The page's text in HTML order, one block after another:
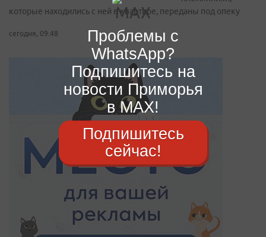
которые находились с ней в квартире, переданы под опеку
сегодня, 09:48
Проблемы с
WhatsApp?
Подпишитесь на
новости Приморья
в MAX!
Подпишитесь
сейчас!